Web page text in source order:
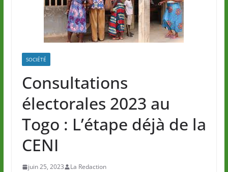
SOCIÉTÉ
Consultations
électorales 2023 au
Togo : L’étape déjà de la
CENI
juin 25, 2023 La Redaction